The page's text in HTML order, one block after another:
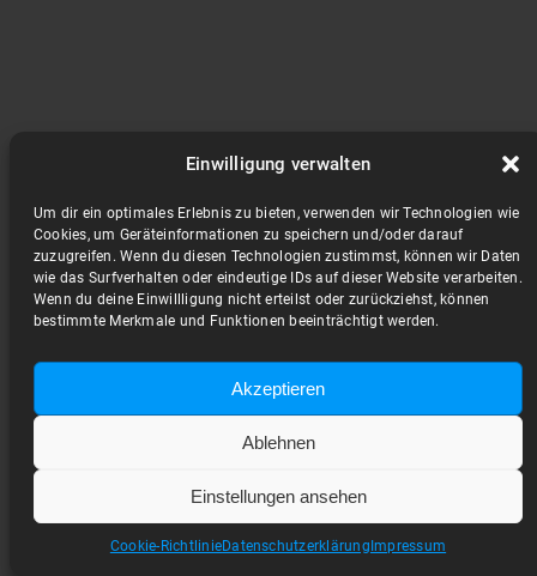
Einwilligung verwalten
Um dir ein optimales Erlebnis zu bieten, verwenden wir Technologien wie
Cookies, um Geräteinformationen zu speichern und/oder darauf
zuzugreifen. Wenn du diesen Technologien zustimmst, können wir Daten
wie das Surfverhalten oder eindeutige IDs auf dieser Website verarbeiten.
Wenn du deine Einwillligung nicht erteilst oder zurückziehst, können
bestimmte Merkmale und Funktionen beeinträchtigt werden.
Akzeptieren
Ablehnen
Einstellungen ansehen
Cookie-RichtlinieDatenschutzerklärung Impressum